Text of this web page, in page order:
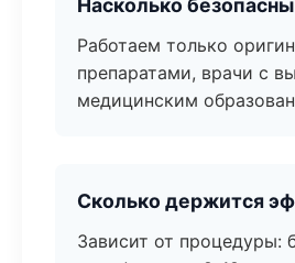
Насколько
Работаем только
препаратами, врачи с
медицинским
Сколько держится
Зависит от процедуры: